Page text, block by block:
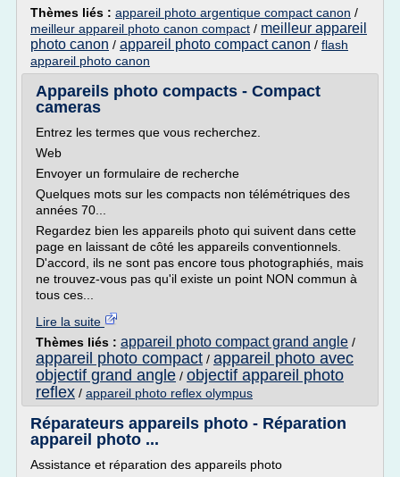
Thèmes liés : appareil photo argentique compact canon /
meilleur appareil photo canon compact / meilleur appareil
photo canon / appareil photo compact canon / flash
appareil photo canon
Appareils photo compacts - Compact
cameras
Entrez les termes que vous recherchez.
Web
Envoyer un formulaire de recherche
Quelques mots sur les compacts non télémétriques des
années 70...
Regardez bien les appareils photo qui suivent dans cette
page en laissant de côté les appareils conventionnels.
D'accord, ils ne sont pas encore tous photographiés, mais
ne trouvez-vous pas qu'il existe un point NON commun à
tous ces...
Lire la suite
Thèmes liés : appareil photo compact grand angle /
appareil photo compact / appareil photo avec
objectif grand angle / objectif appareil photo
reflex / appareil photo reflex olympus
Réparateurs appareils photo - Réparation
appareil photo ...
Assistance et réparation des appareils photo